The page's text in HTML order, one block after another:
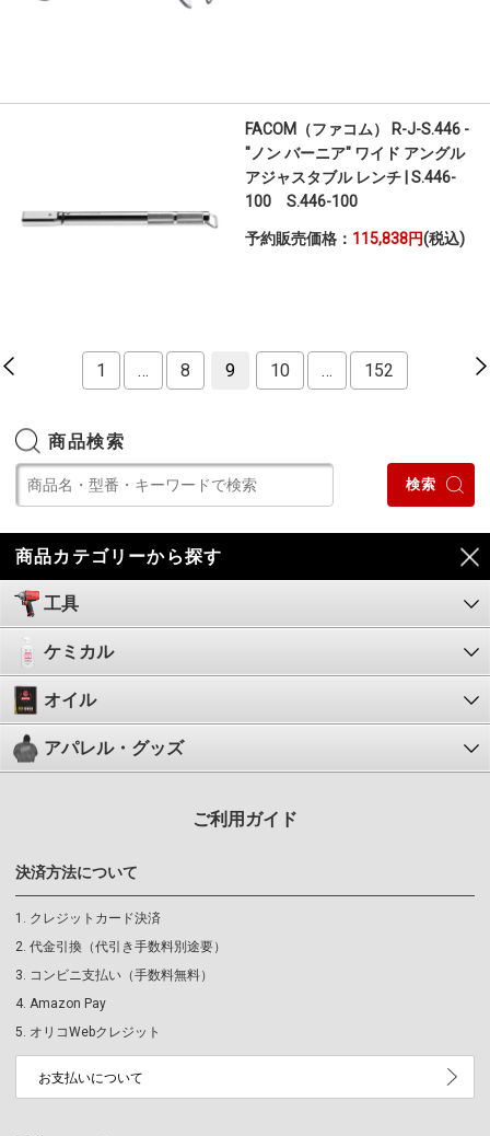
FACOM（ファコム） R-J-S.446 -
"ノン バーニア" ワイド アングル
アジャスタブル レンチ | S.446-
100 S.446-100
予約販売価格： 115,838円(税込)
1 … 8 9 10 … 152
商品検索
商品カテゴリーから探す
工具
ケミカル
オイル
アパレル・グッズ
ご利用ガイド
決済方法について
クレジットカード決済
代金引換（代引き手数料別途要）
コンビニ支払い（手数料無料）
Amazon Pay
オリコWebクレジット
お支払いについて